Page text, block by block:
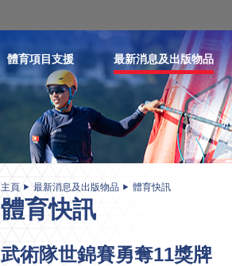
體育項目支援 最新消息及出版物品
主頁 最新消息及出版物品 體育快訊
體育快訊
武術隊世錦賽勇奪11獎牌